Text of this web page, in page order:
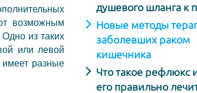
возможным
из таких
или левой
разные
душевого шланга к
Новые методы
заболевших раком
кишечника
Что такое рефлюкс
его правильно